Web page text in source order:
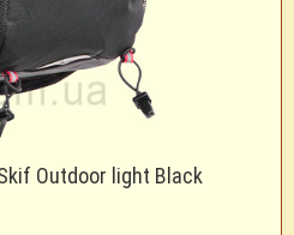
Outdoor light Black